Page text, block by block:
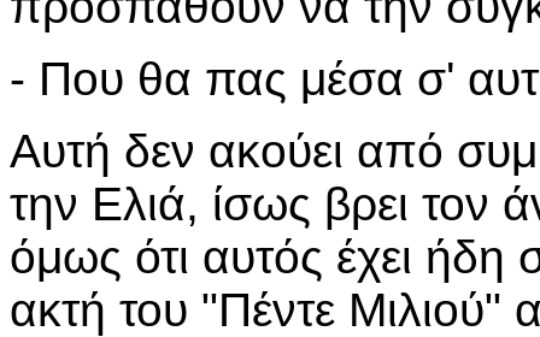
- Που θα πας μέσα σ'
Αυτή δεν ακούει από
την Ελιά, ίσως βρει τον
όμως ότι αυτός έχει ήδη
ακτή του "Πέντε Μιλιού"